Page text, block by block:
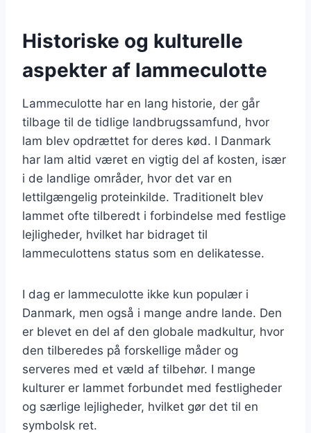
Historiske og kulturelle
aspekter af lammeculotte
Lammeculotte har en lang historie, der går
tilbage til de tidlige landbrugssamfund, hvor
lam blev opdrættet for deres kød. I Danmark
har lam altid været en vigtig del af kosten, især
i de landlige områder, hvor det var en
lettilgængelig proteinkilde. Traditionelt blev
lammet ofte tilberedt i forbindelse med festlige
lejligheder, hvilket har bidraget til
lammeculottens status som en delikatesse.
I dag er lammeculotte ikke kun populær i
Danmark, men også i mange andre lande. Den
er blevet en del af den globale madkultur, hvor
den tilberedes på forskellige måder og
serveres med et væld af tilbehør. I mange
kulturer er lammet forbundet med festligheder
og særlige lejligheder, hvilket gør det til en
symbolsk ret.